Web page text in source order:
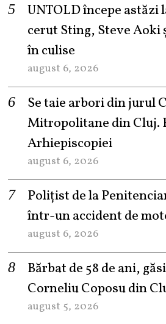
UNTOLD începe astăzi
cerut Sting, Steve Aoki
în culise
august 6, 2026
Se taie arbori din jurul
Mitropolitane din Cluj.
Arhiepiscopiei
august 6, 2026
Polițist de la
într-un accident de
august 6, 2026
Bărbat de 58 de ani,
Corneliu Coposu din
august 5, 2026